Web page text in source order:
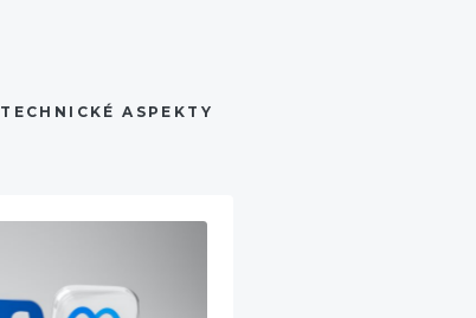
TECHNICKÉ ASPEKTY